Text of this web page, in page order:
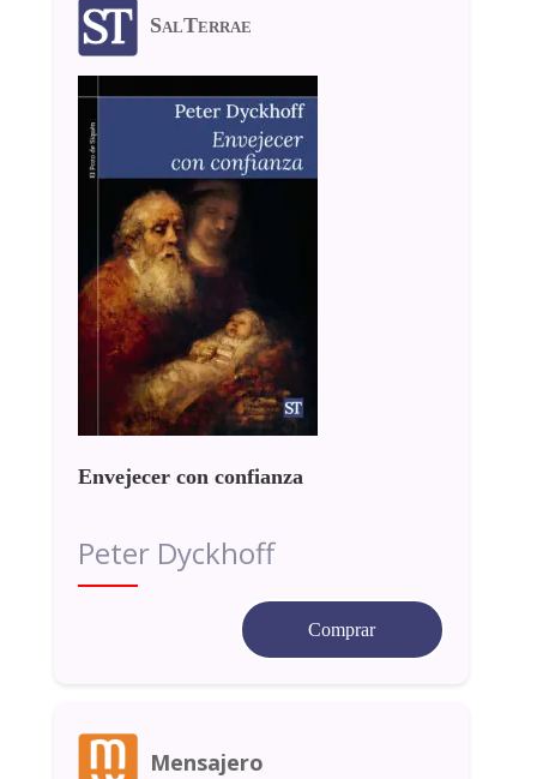
SalTerrae
Envejecer con confianza
Peter Dyckhoff
Comprar
Mensajero